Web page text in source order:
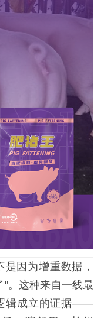
因为增重数据，
"。这种来自一线最
辑成立的证据——